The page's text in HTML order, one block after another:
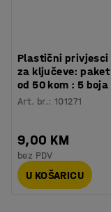
Plastični privjesci
za ključeve: paket
od 50 kom : 5 boja
Art. br.:101271
9,00 KM
bez PDV
U KOŠARICU